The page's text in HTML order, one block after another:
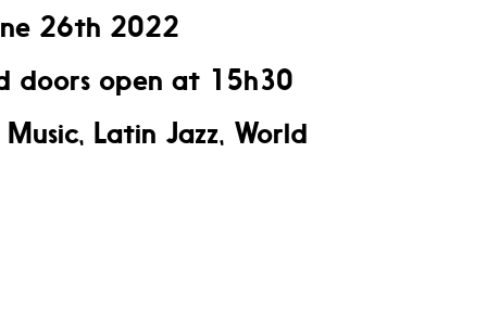
26th 2022
doors open at 15h30
Latin Jazz, World